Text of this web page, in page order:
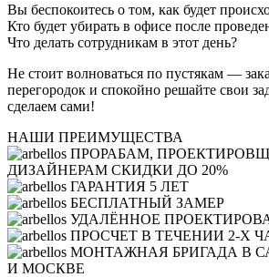
Вы беспокоитесь о том, как будет
Кто будет убирать в офисе после
Что делать сотрудникам в этот день?
Не стоит волноваться по пустякам —
перегородок и спокойно решайте свои
сделаем сами!
НАШИ ПРЕИМУЩЕСТВА
ПРОРАБАМ,
ДИЗАЙНЕРАМ СКИДКИ ДО 20%
ГАРАНТИЯ 5 ЛЕТ
БЕСПЛАТНЫЙ ЗАМЕР
УДАЛЁННОЕ
ПРОСЧЕТ В ТЕЧЕНИИ 2-Х
МОНТАЖНАЯ БРИГАДА В
И МОСКВЕ